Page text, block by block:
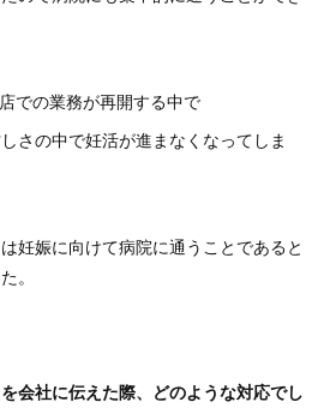
での業務が再開する中で
さの中で妊活が進まなくなってしま
妊娠に向けて病院に通うことであると
。
会社に伝えた際、どのような対応でし